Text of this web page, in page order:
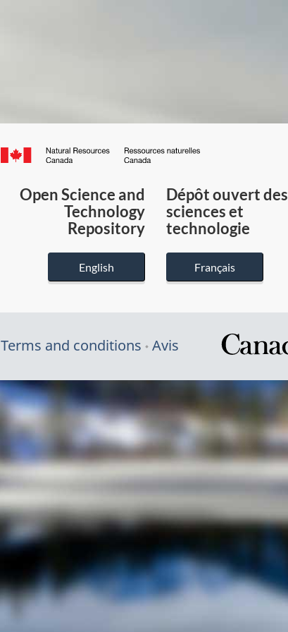
Canada.ca
du
Canada
Open Science and
Technology
Repository
English
Dépôt ouvert des
sciences et
technologie
Français
Terms and conditions Avis